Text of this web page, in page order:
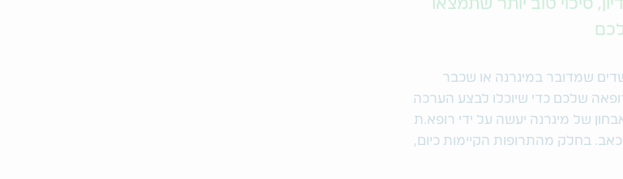
סיכוי טוב יותר שתמצאו
שמדובר במיגרנה או שכבר
שלכם כדי שיוכלו לבצע הערכה
של מיגרנה יעשה על ידי רופא.ת
בחלק מהתרופות הקיימות כיום,